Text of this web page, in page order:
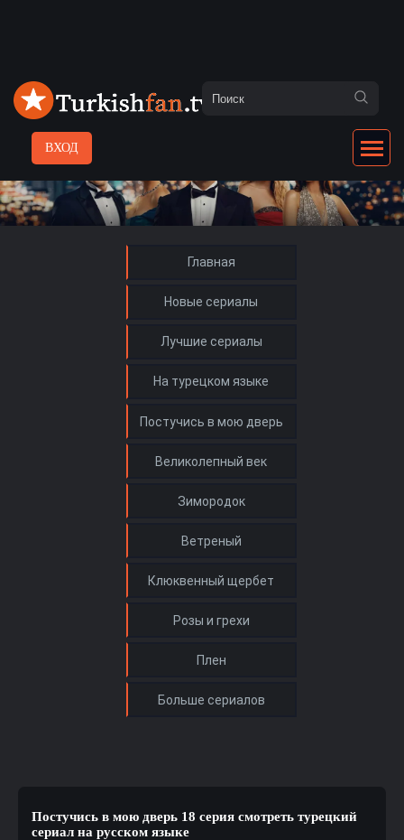
ВХОД
Главная
Новые сериалы
Лучшие сериалы
На турецком языке
Постучись в мою дверь 18 серия смотреть турецкий
сериал на русском языке